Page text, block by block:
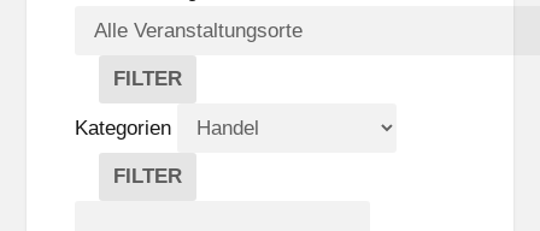
FILTER
V
E
R
A
Kategorien
FILTER